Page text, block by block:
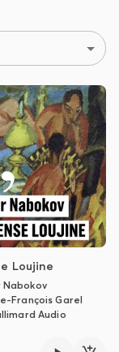
Loujine
Nabokov
François Garel
Audio